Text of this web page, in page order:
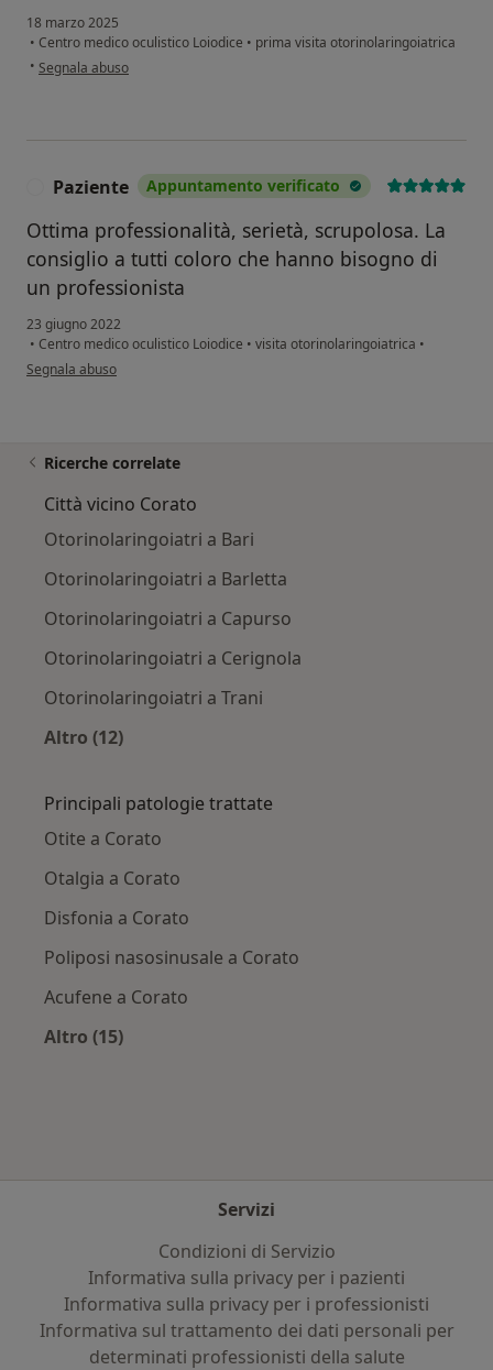
18 marzo 2025
• Centro medico oculistico Loiodice • prima visita otorinolaringoiatrica
• secondo l'opinione dell'utente MGI
Segnala abuso
Paziente Appuntamento verificato
Ottima professionalità, serietà, scrupolosa. La
consiglio a tutti coloro che hanno bisogno di
un professionista
23 giugno 2022
• Centro medico oculistico Loiodice • visita otorinolaringoiatrica •
secondo l'opinione dell'utente Paziente
Segnala abuso
Ricerche correlate
Città vicino Corato
Otorinolaringoiatri a Bari
Otorinolaringoiatri a Barletta
Otorinolaringoiatri a Capurso
Otorinolaringoiatri a Cerignola
Otorinolaringoiatri a Trani
Altro (12)
Principali patologie trattate
Otite a Corato
Otalgia a Corato
Disfonia a Corato
Poliposi nasosinusale a Corato
Acufene a Corato
Altro (15)
Servizi
Condizioni di Servizio
Informativa sulla privacy per i pazienti
Informativa sulla privacy per i professionisti
Informativa sul trattamento dei dati personali per
determinati professionisti della salute